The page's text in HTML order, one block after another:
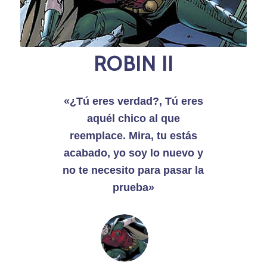
ROBIN II
«¿Tú eres verdad?, Tú eres
aquél chico al que
reemplace. Mira, tu estás
acabado, yo soy lo nuevo y
no te necesito para pasar la
prueba»